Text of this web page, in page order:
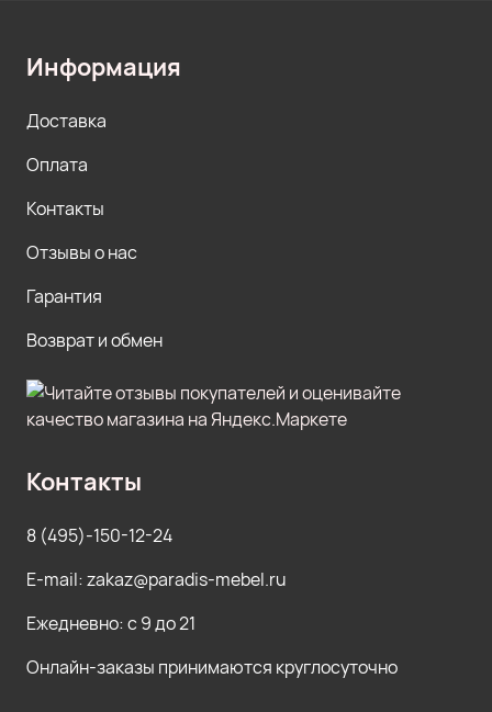
Информация
Доставка
Оплата
Контакты
Отзывы о нас
Гарантия
Возврат и обмен
Контакты
8 (495)-150-12-24
E-mail: zakaz@paradis-mebel.ru
Ежедневно: с 9 до 21
Онлайн-заказы принимаются круглосуточно